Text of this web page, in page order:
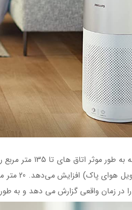
زمان واقعی گزارش می دهد و به